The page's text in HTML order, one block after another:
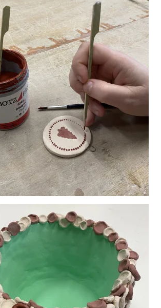
Vergroot
Vergroot